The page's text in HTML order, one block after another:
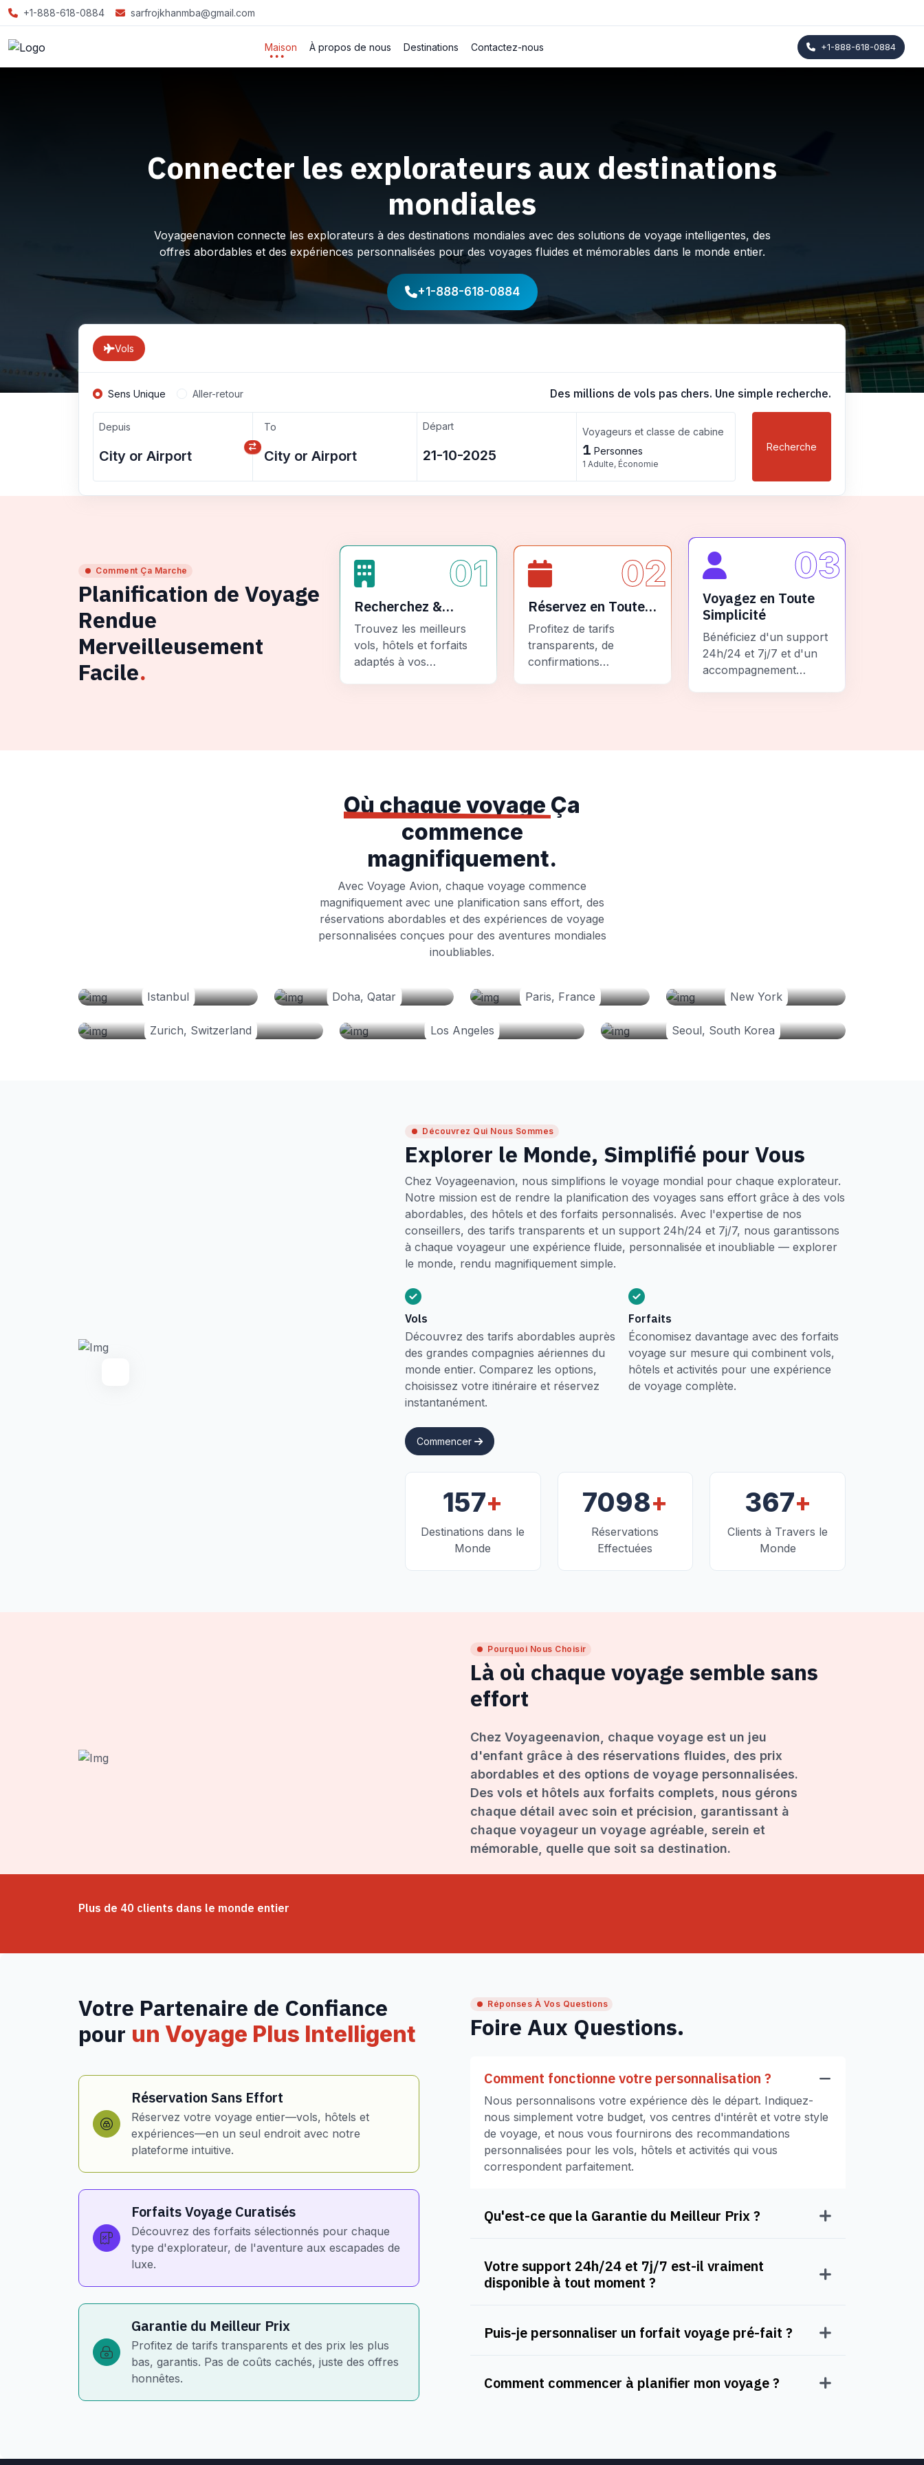
+1-888-618-0884 sarfrojkhanmba@gmail.com
Maison À propos de nous Destinations Contactez-nous +1-888-618-0884
Connecter les explorateurs aux destinations
mondiales
Voyageenavion connecte les explorateurs à des destinations mondiales avec des solutions de voyage intelligentes, des
offres abordables et des expériences personnalisées pour des voyages fluides et mémorables dans le monde entier.
+1-888-618-0884
Vols
Sens Unique Aller-retour Des millions de vols pas chers. Une simple recherche.
Depuis To Départ Voyageurs et classe de cabine
1 Personnes
1 Adulte, Économie
Recherche
Comment Ça Marche
Planification de Voyage
Rendue
Merveilleusement
Facile.
01
Recherchez &
Comparez
Trouvez les meilleurs
vols, hôtels et forfaits
adaptés à vos
02
Réservez en Toute
Sécurité
Profitez de tarifs
transparents, de
confirmations
03
Voyagez en Toute
Simplicité
Bénéficiez d'un support
24h/24 et 7j/7 et d'un
accompagnement
Où chaque voyage Ça
commence
magnifiquement.
Avec Voyage Avion, chaque voyage commence
magnifiquement avec une planification sans effort, des
réservations abordables et des expériences de voyage
personnalisées conçues pour des aventures mondiales
inoubliables.
Istanbul Doha, Qatar Paris, France New York
Zurich, Switzerland Los Angeles Seoul, South Korea
Découvrez Qui Nous Sommes
Explorer le Monde, Simplifié pour Vous
Chez Voyageenavion, nous simplifions le voyage mondial pour chaque explorateur.
Notre mission est de rendre la planification des voyages sans effort grâce à des vols
abordables, des hôtels et des forfaits personnalisés. Avec l'expertise de nos
conseillers, des tarifs transparents et un support 24h/24 et 7j/7, nous garantissons
à chaque voyageur une expérience fluide, personnalisée et inoubliable — explorer
le monde, rendu magnifiquement simple.
Vols
Découvrez des tarifs abordables auprès
des grandes compagnies aériennes du
monde entier. Comparez les options,
choisissez votre itinéraire et réservez
instantanément.
Forfaits
Économisez davantage avec des forfaits
voyage sur mesure qui combinent vols,
hôtels et activités pour une expérience
de voyage complète.
Commencer
157+
Destinations dans le
Monde
7098+
Réservations
Effectuées
367+
Clients à Travers le
Monde
Pourquoi Nous Choisir
Là où chaque voyage semble sans
effort
Chez Voyageenavion, chaque voyage est un jeu
d'enfant grâce à des réservations fluides, des prix
abordables et des options de voyage personnalisées.
Des vols et hôtels aux forfaits complets, nous gérons
chaque détail avec soin et précision, garantissant à
chaque voyageur un voyage agréable, serein et
mémorable, quelle que soit sa destination.
Plus de 40 clients dans le monde entier
Votre Partenaire de Confiance
pour un Voyage Plus Intelligent
Réservation Sans Effort
Réservez votre voyage entier—vols, hôtels et
expériences—en un seul endroit avec notre
plateforme intuitive.
Forfaits Voyage Curatisés
Découvrez des forfaits sélectionnés pour chaque
type d'explorateur, de l'aventure aux escapades de
luxe.
Garantie du Meilleur Prix
Profitez de tarifs transparents et des prix les plus
bas, garantis. Pas de coûts cachés, juste des offres
honnêtes.
Réponses À Vos Questions
Foire Aux Questions.
Comment fonctionne votre personnalisation ?
Nous personnalisons votre expérience dès le départ. Indiquez-
nous simplement votre budget, vos centres d'intérêt et votre style
de voyage, et nous vous fournirons des recommandations
personnalisées pour les vols, hôtels et activités qui vous
correspondent parfaitement.
Qu'est-ce que la Garantie du Meilleur Prix ?
Votre support 24h/24 et 7j/7 est-il vraiment
disponible à tout moment ?
Puis-je personnaliser un forfait voyage pré-fait ?
Comment commencer à planifier mon voyage ?